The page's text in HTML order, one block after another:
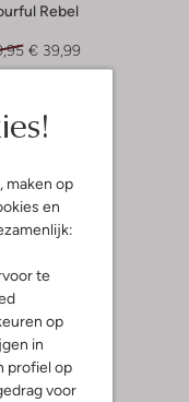
, maken op
en
te
op
in
profiel op
voor
Rebel
€ 39,99